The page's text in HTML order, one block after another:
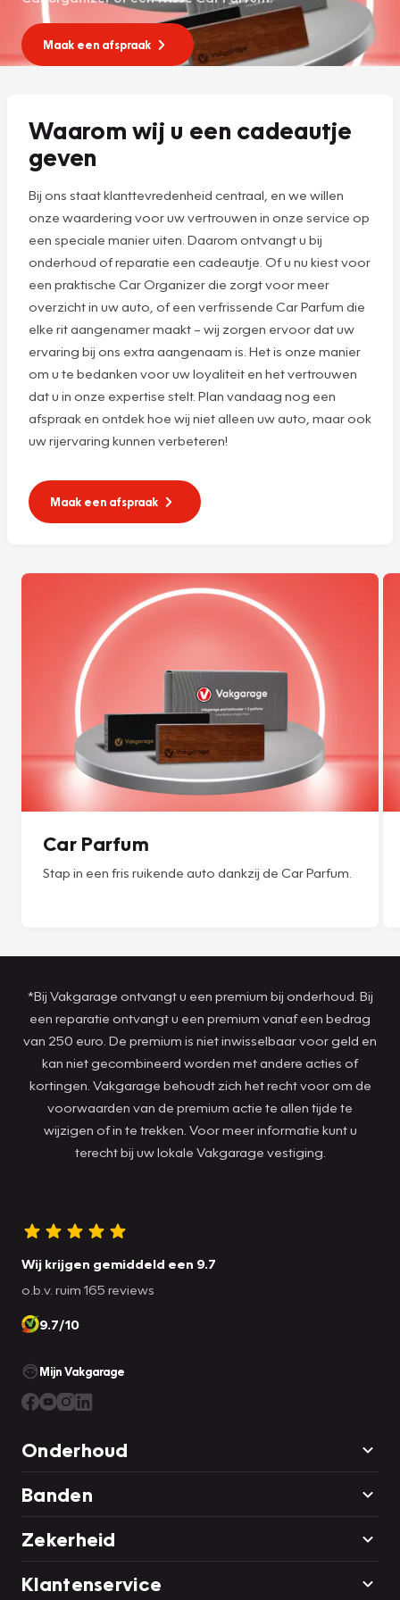
Maak een afspraak
Waarom wij u een cadeautje
geven
Bij ons staat klanttevredenheid centraal, en we willen
onze waardering voor uw vertrouwen in onze service op
een speciale manier uiten. Daarom ontvangt u bij
onderhoud of reparatie een cadeautje. Of u nu kiest voor
een praktische Car Organizer die zorgt voor meer
overzicht in uw auto, of een verfrissende Car Parfum die
elke rit aangenamer maakt – wij zorgen ervoor dat uw
ervaring bij ons extra aangenaam is. Het is onze manier
om u te bedanken voor uw loyaliteit en het vertrouwen
dat u in onze expertise stelt. Plan vandaag nog een
afspraak en ontdek hoe wij niet alleen uw auto, maar ook
uw rijervaring kunnen verbeteren!
Maak een afspraak
Car Parfum
Stap in een fris ruikende auto dankzij de Car Parfum.
*Bij Vakgarage ontvangt u een premium bij onderhoud. Bij
een reparatie ontvangt u een premium vanaf een bedrag
van 250 euro. De premium is niet inwisselbaar voor geld en
kan niet gecombineerd worden met andere acties of
kortingen. Vakgarage behoudt zich het recht voor om de
voorwaarden van de premium actie te allen tijde te
wijzigen of in te trekken. Voor meer informatie kunt u
terecht bij uw lokale Vakgarage vestiging.
Wij krijgen gemiddeld een 9.7
o.b.v. ruim 165 reviews
9.7/10
Mijn Vakgarage
Onderhoud
Banden
Zekerheid
Klantenservice